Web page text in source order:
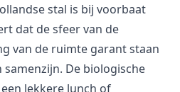
stal is bij voorbaat
dat de sfeer van de
van de ruimte garant staan
De biologische
lekkere lunch of